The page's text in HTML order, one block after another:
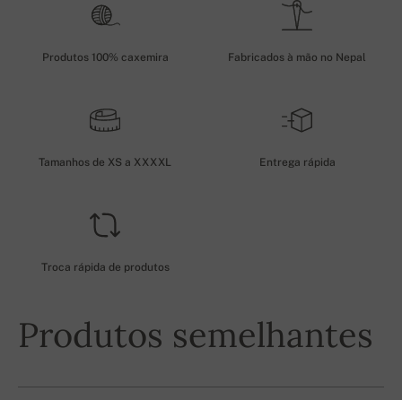
Produtos 100% caxemira Fabricados à mão no Nepal
Tamanhos de XS a XXXXL Entrega rápida
Troca rápida de produtos
Produtos semelhantes